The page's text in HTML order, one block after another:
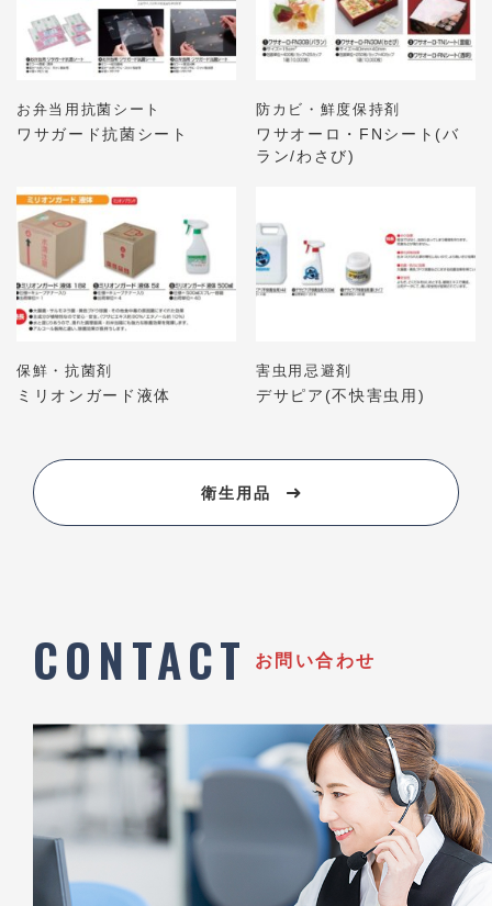
お弁当用抗菌シート
ワサガード抗菌シート
防カビ・鮮度保持剤
ワサオーロ・FNシート(バ
ラン/わさび)
保鮮・抗菌剤
ミリオンガード液体
害虫用忌避剤
デサピア(不快害虫用)
衛生用品
CONTACT お問い合わせ